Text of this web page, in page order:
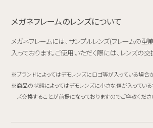
メガネフレームのレンズについて
メガネフレームには、サンプルレンズ(フレームの
入っております。ご使用いただく際には、レンズの交
ブランドによってはデモレンズにロゴ等が入っている場合
商品の状態によってはデモレンズに小さな傷が入ってい
ズ交換することが前提になっておりますのでご容赦くださ